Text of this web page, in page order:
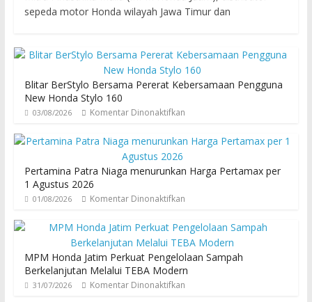
sepeda motor Honda wilayah Jawa Timur dan
Blitar BerStylo Bersama Pererat Kebersamaan Pengguna
New Honda Stylo 160
03/08/2026 Komentar Dinonaktifkan
Pertamina Patra Niaga menurunkan Harga Pertamax per
1 Agustus 2026
01/08/2026 Komentar Dinonaktifkan
MPM Honda Jatim Perkuat Pengelolaan Sampah
Berkelanjutan Melalui TEBA Modern
31/07/2026 Komentar Dinonaktifkan